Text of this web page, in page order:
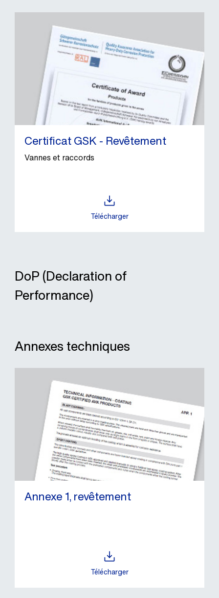
Certificat GSK - Revêtement
Vannes et raccords
Télécharger
DoP (Declaration of
Performance)
Annexes techniques
Annexe 1, revêtement
Télécharger